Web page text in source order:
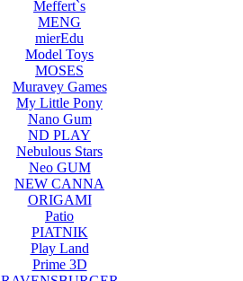
Meffert`s
MENG
mierEdu
Model Toys
MOSES
Muravey Games
My Little Pony
Nano Gum
ND PLAY
Nebulous Stars
Neo GUM
NEW CANNA
ORIGAMI
Patio
PIATNIK
Play Land
Prime 3D